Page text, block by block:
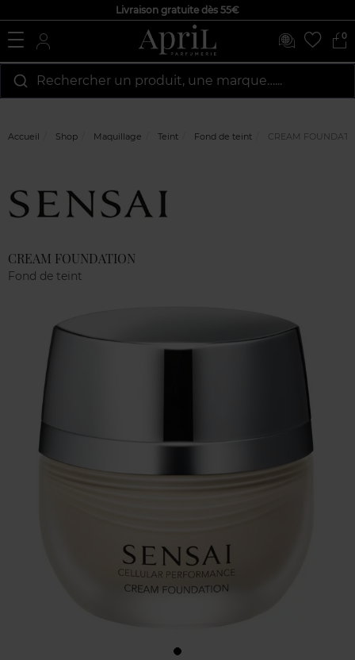
Livraison gratuite dès 55€
0
Rechercher un produit, une marque…...
Accueil Shop Maquillage Teint Fond de teint CREAM
CREAM FOUNDATION
Fond de teint